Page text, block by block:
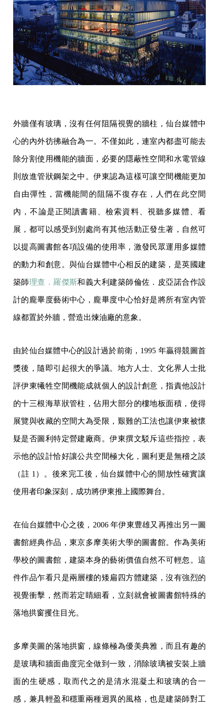
外牆僅有玻璃，沒有任何阻隔視覺的牆柱，仙台媒體中
心的內外彷彿融合為一。不僅如此，連室內都盡可能去
除分割使用機能的牆面，必要的隱蔽性空間和水電管線
則放進管狀鋼架之中。伊東認為這樣可讓空間機能更加
自由彈性，當機能間的阻隔不復存在，人們在此空間
內，不論是正閱讀書籍、檢索資料、視聽多媒體、看
展，都可以感受到別處尚有其他活動正發生著，自然可
以提高圖書館各項設備的使用率，激發民眾運用多媒體
的動力和創意。與仙台媒體中心相反的建築，是英國建
築師理查．羅傑斯和義大利建築師倫佐．皮亞諾合作設
計的龐畢度藝術中心，龐畢度中心恰好是將所有室內管
線都置於外牆，營造出煉油廠的意象。
由於仙台媒體中心的設計過於前衛，1995 年贏得競圖首
獎後，隨即引起很大的爭議。地方人士、文化界人士批
評伊東犧牲空間機能成就個人的設計創意，指責他設計
的十三根海草狀管柱，佔用大部分的樓地板面積，使得
展覽與收藏的空間大為受限，艱難的工法也讓伊東被懷
疑是否圖利特定營建廠商。伊東撰文駁斥這些指控，表
示他的設計恰好讓公共空間極大化，圖利更是無稽之談
（註 1）。後來完工後，仙台媒體中心的開放性確實讓
使用者印象深刻，成功將伊東推上國際舞台。
在仙台媒體中心之後，2006 年伊東豊雄又再推出另一圖
書館經典作品，東京多摩美術大學的圖書館。作為美術
學校的圖書館，建築本身的藝術價值自然不可輕忽。這
件作品乍看只是兩層樓的矮扁四方體建築，沒有強烈的
視覺衝擊，然而若定睛細看，立刻就會被圖書館特殊的
落地拱窗攫住目光。
多摩美圖的落地拱窗，線條極為優美典雅，而且有趣的
是玻璃和牆面曲度完全做到一致，消除玻璃被安裝上牆
面的生硬感，取而代之的是清水混凝土和玻璃的合一
感，兼具輕盈和穩重兩種迥異的風格，也是建築師對工